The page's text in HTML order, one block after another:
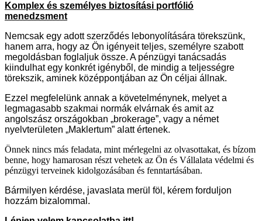
Komplex és személyes biztosítási portfólió
menedzsment
Nemcsak egy adott szerződés lebonyolítására törekszünk,
hanem arra, hogy az Ön igényeit teljes, személyre szabott
megoldásban foglaljuk össze. A pénzügyi tanácsadás
kiindulhat egy konkrét igényből, de mindig a teljességre
törekszik, aminek középpontjában az Ön céljai állnak.
Ezzel megfelelünk annak a követelménynek, melyet a
legmagasabb szakmai normák elvárnak és amit az
angolszász országokban „brokerage”, vagy a német
nyelvterületen „Maklertum” alatt értenek.
Önnek nincs más feladata, mint mérlegelni az olvasottakat, és bízom
benne, hogy hamarosan részt vehetek az Ön és Vállalata védelmi és
pénzügyi terveinek kidolgozásában és fenntartásában.
Bármilyen kérdése, javaslata merül föl, kérem forduljon
hozzám bizalommal.